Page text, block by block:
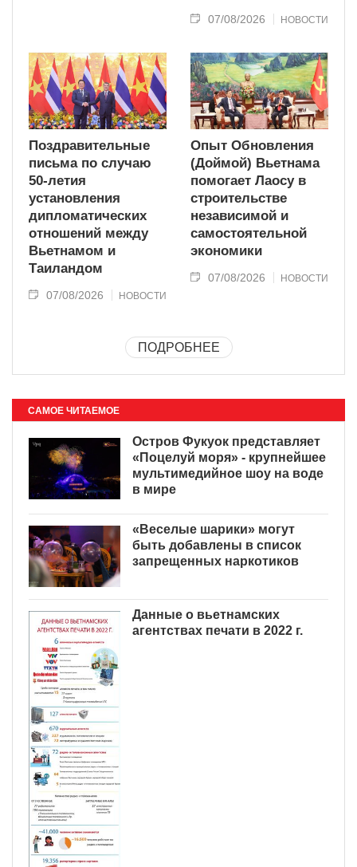
07/08/2026 НОВОСТИ
Поздравительные
письма по случаю
50-летия
установления
дипломатических
отношений между
Вьетнамом и
Таиландом
07/08/2026 НОВОСТИ
Опыт Обновления
(Доймой) Вьетнама
помогает Лаосу в
строительстве
независимой и
самостоятельной
экономики
07/08/2026 НОВОСТИ
ПОДРОБНЕЕ
САМОЕ ЧИТАЕМОЕ
Остров Фукуок представляет
«Поцелуй моря» - крупнейшее
мультимедийное шоу на воде
в мире
«Веселые шарики» могут
быть добавлены в список
запрещенных наркотиков
Данные о вьетнамских
агентствах печати в 2022 г.